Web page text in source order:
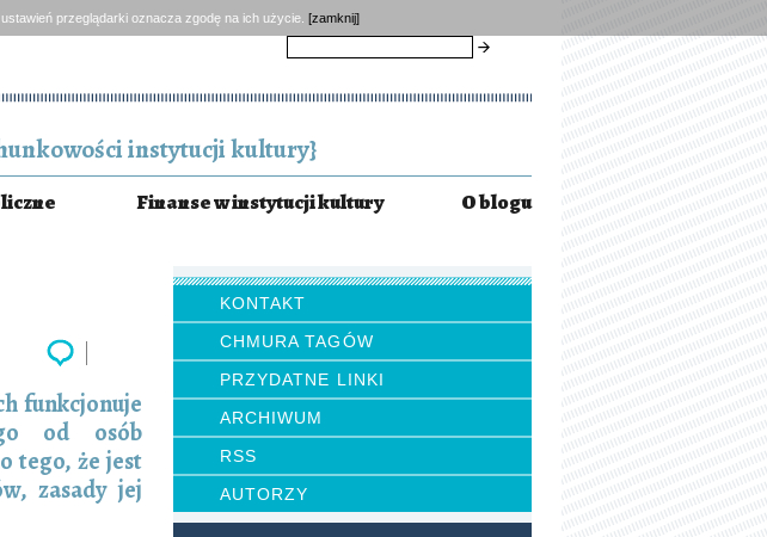
przeglądarki oznacza zgodę na ich użycie. [zamknij]
instytucji kultury}
Finanse w instytucji kultury O blogu
KONTAKT
CHMURA TAGÓW
PRZYDATNE LINKI
ARCHIWUM
RSS
AUTORZY
funkcjonuje
od osób
tego, że jest
zasady jej